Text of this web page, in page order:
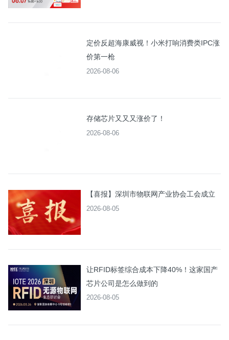
定价反超海康威视！小米打响消费类IPC涨
价第一枪
2026-08-06
存储芯片又又又涨价了！
2026-08-06
【喜报】深圳市物联网产业协会工会成立
2026-08-05
让RFID标签综合成本下降40%！这家国产
芯片公司是怎么做到的
2026-08-05